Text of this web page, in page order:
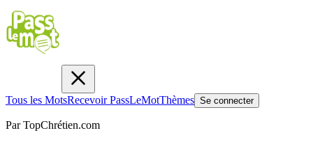
Tous les MotsRecevoir PassLeMotThèmes Se connecter
Par TopChrétien.com